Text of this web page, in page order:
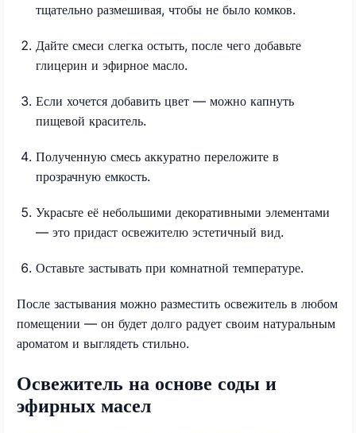
тщательно размешивая, чтобы не было комков.
Дайте смеси слегка остыть, после чего добавьте
глицерин и эфирное масло.
Если хочется добавить цвет — можно капнуть
пищевой краситель.
Полученную смесь аккуратно переложите в
прозрачную емкость.
Украсьте её небольшими декоративными элементами
— это придаст освежителю эстетичный вид.
Оставьте застывать при комнатной температуре.
После застывания можно разместить освежитель в любом
помещении — он будет долго радует своим натуральным
ароматом и выглядеть стильно.
Освежитель на основе соды и
эфирных масел